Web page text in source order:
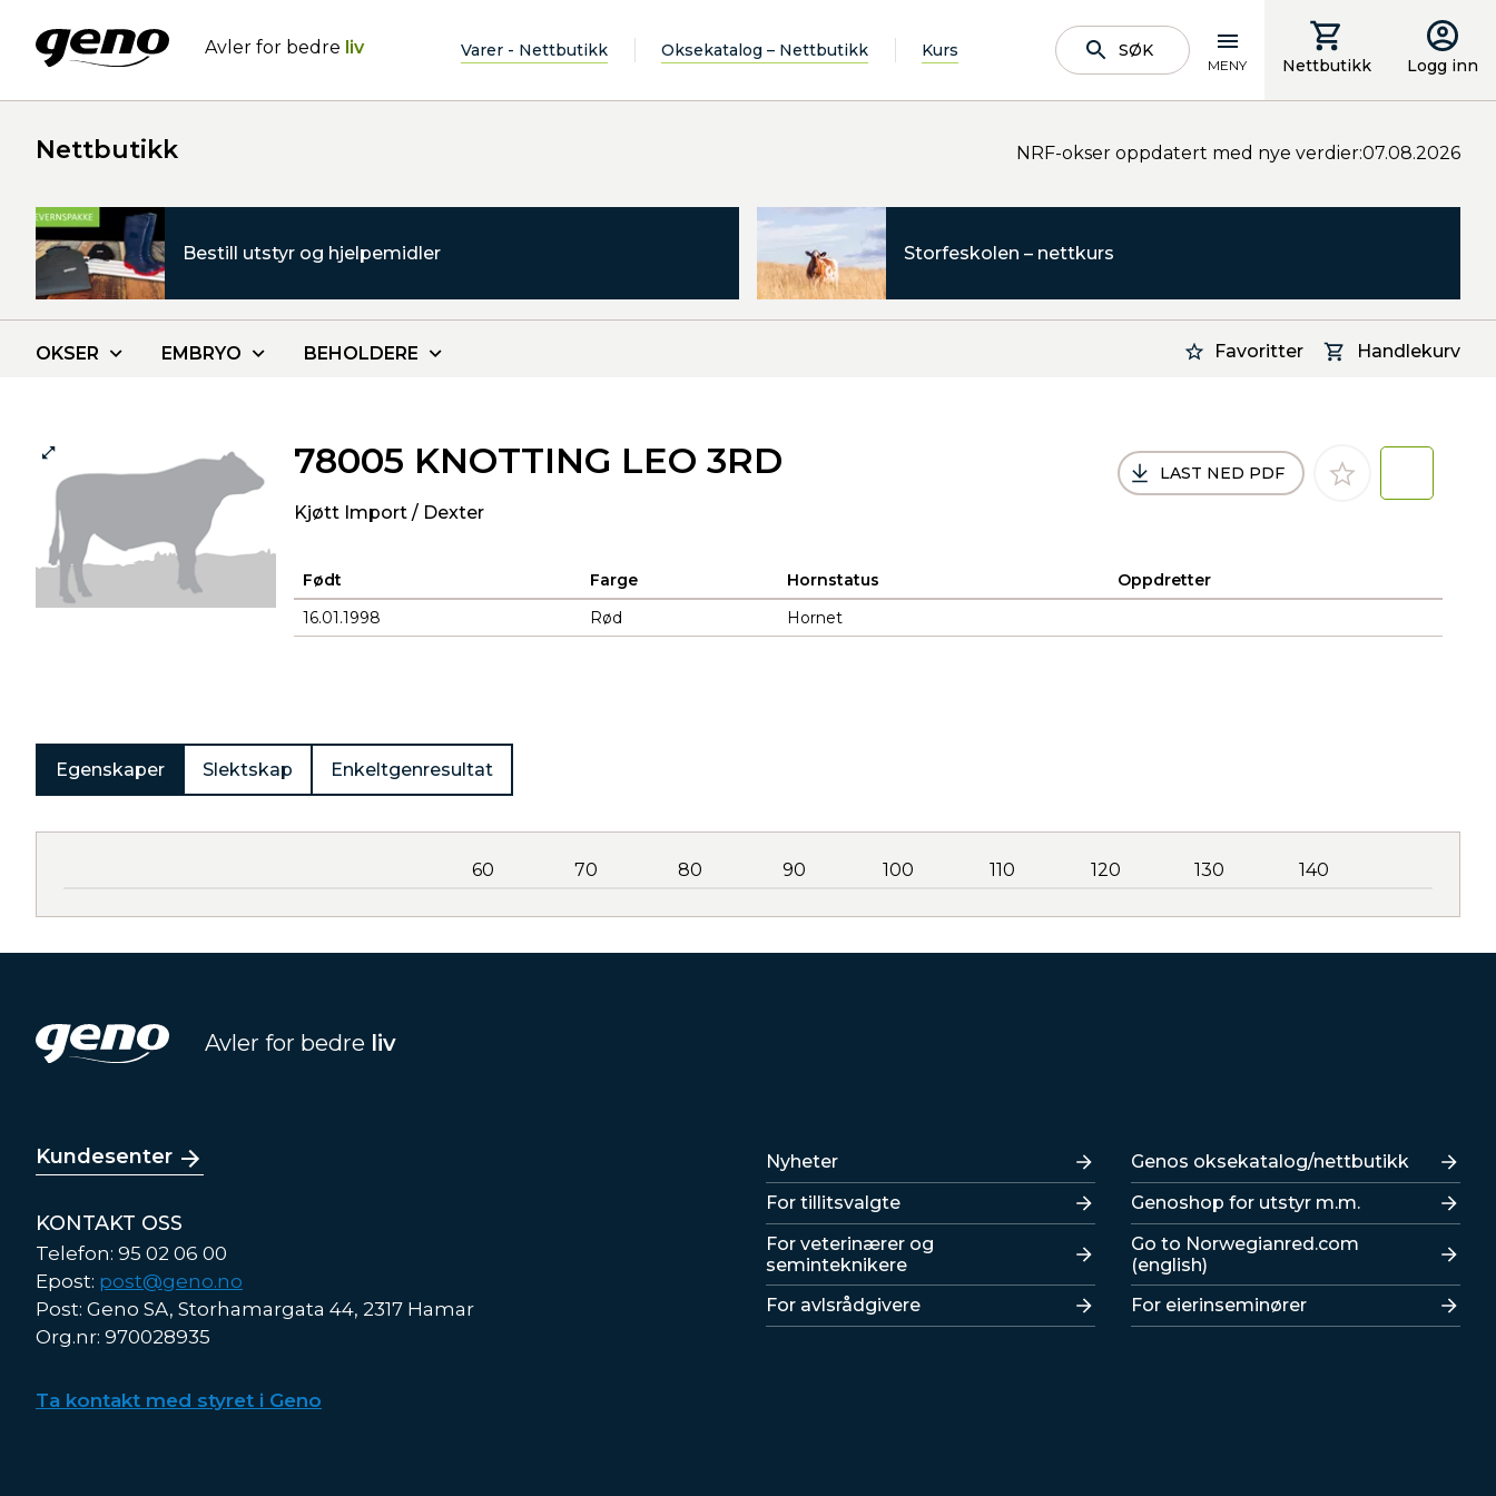
Avler for bedre liv Varer - Nettbutikk Oksekatalog – Nettbutikk Kurs SØK
MENY Nettbutikk Logg inn
Nettbutikk NRF-okser oppdatert med nye verdier:07.08.2026
Bestill utstyr og hjelpemidler Storfeskolen – nettkurs
Favoritter Handlekurv
OKSER EMBRYO BEHOLDERE
78005 KNOTTING LEO 3RD
Kjøtt Import / Dexter
LAST NED PDF
Født Farge Hornstatus
Oppdretter
16.01.1998
Rød Hornet
Egenskaper Slektskap Enkeltgenresultat
60 70 80 90 100 110 120 130 140
Avler for bedre liv
Kundesenter
KONTAKT OSS
Telefon: 95 02 06 00
Epost: post@geno.no
Post: Geno SA, Storhamargata 44, 2317 Hamar
Org.nr: 970028935
Ta kontakt med styret i Geno
Lenker
Nyheter
For tillitsvalgte
For veterinærer og
seminteknikere
For avlsrådgivere
Lenker
Genos oksekatalog/nettbutikk
Genoshop for utstyr m.m.
Go to Norwegianred.com
(english)
For eierinseminører